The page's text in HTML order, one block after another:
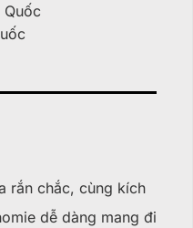
Quốc
rắn chắc, cùng kích
dễ dàng mang đi